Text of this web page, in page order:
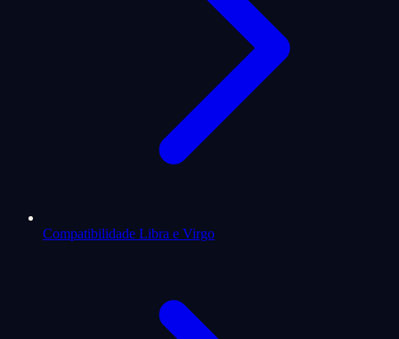
Compatibilidade Libra e Virgo